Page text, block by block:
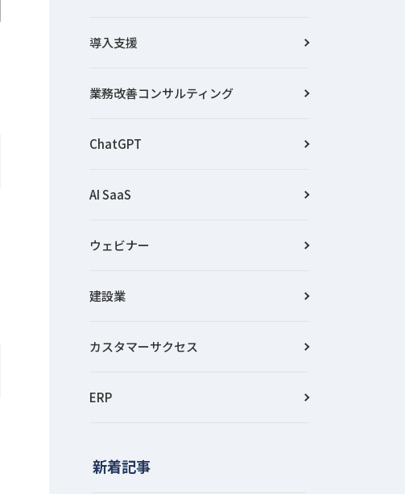
導入支援
業務改善コンサルティング
ChatGPT
AI SaaS
ウェビナー
建設業
カスタマーサクセス
ERP
新着記事